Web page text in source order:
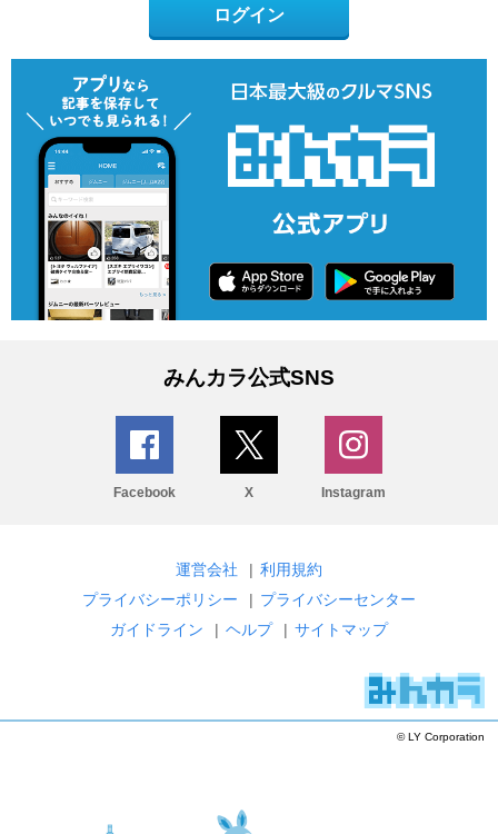
ログイン
みんカラ公式SNS
Facebook X Instagram
運営会社 | 利用規約
プライバシーポリシー
| プライバシーセンター
ガイドライン
| ヘルプ | サイトマップ
© LY Corporation